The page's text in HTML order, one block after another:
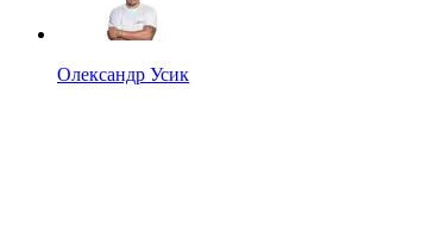
Олександр Усик